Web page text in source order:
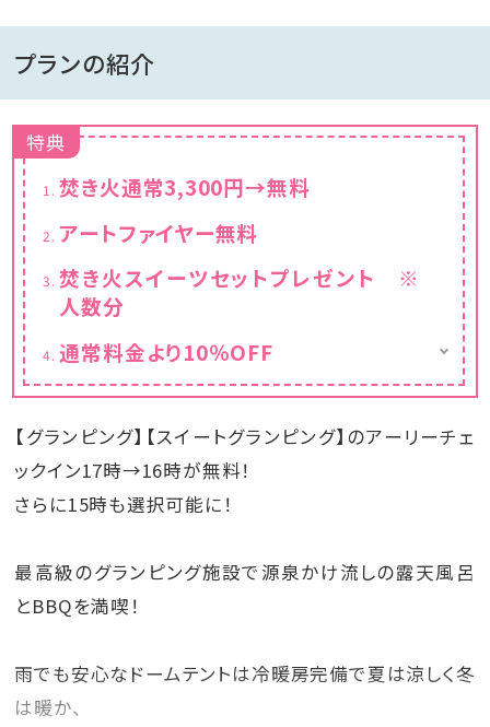
プランの紹介
特典
焚き火通常3,300円→無料
アートファイヤー無料
焚き火スイーツセットプレゼント ※
人数分
通常料金より10％OFF
カレンダーは割引後の金額を表示しておりま
す。
【グランピング】【スイートグランピング】のアーリーチェ
ックイン17時→16時が無料！
さらに15時も選択可能に！
最高級のグランピング施設で源泉かけ流しの露天風呂
とBBQを満喫！
雨でも安心なドームテントは冷暖房完備で夏は涼しく冬
は暖か、